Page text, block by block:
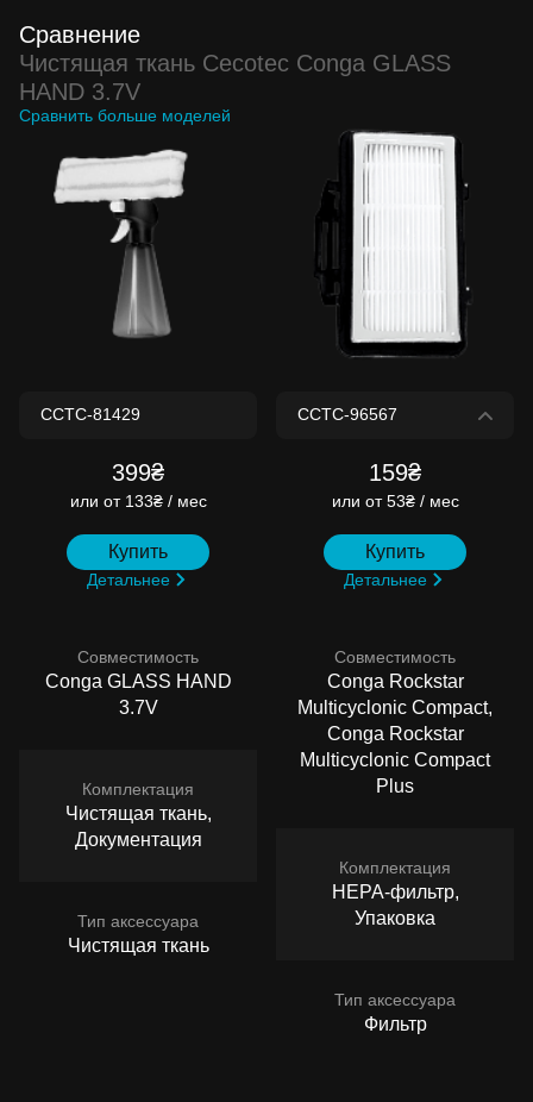
Сравнение
Чистящая ткань Cecotec Conga GLASS
HAND 3.7V
Сравнить больше моделей
399₴
или от 133₴ / мес
Купить
Детальнее
Совместимость
Conga GLASS HAND
3.7V
Комплектация
Чистящая ткань,
Документация
Тип аксессуара
Чистящая ткань
159₴
или от 53₴ / мес
Купить
Детальнее
Совместимость
Conga Rockstar
Multicyclonic Compact,
Conga Rockstar
Multicyclonic Compact
Plus
Комплектация
HEPA-фильтр,
Упаковка
Тип аксессуара
Фильтр